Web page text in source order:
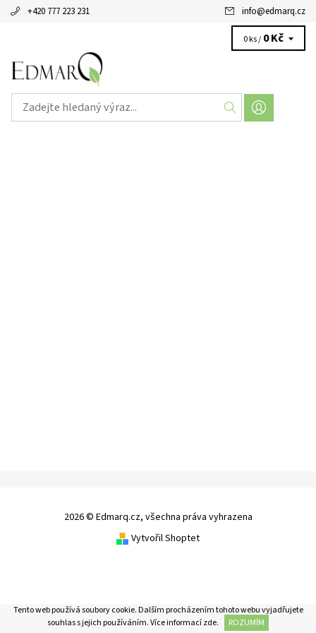
+420 777 223 231 info@edmarq.cz
0 ks / 0 Kč
2026 © Edmarq.cz, všechna práva vyhrazena
Vytvořil Shoptet
Tento web používá soubory cookie. Dalším procházením tohoto webu vyjadřujete
souhlas s jejich používáním. Více informacízde. ROZUMÍM